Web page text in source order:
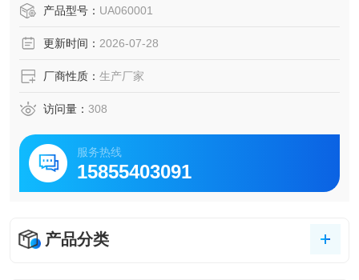
产品型号： UA060001
更新时间： 2026-07-28
厂商性质： 生产厂家
访问量： 308
服务热线
15855403091
产品分类